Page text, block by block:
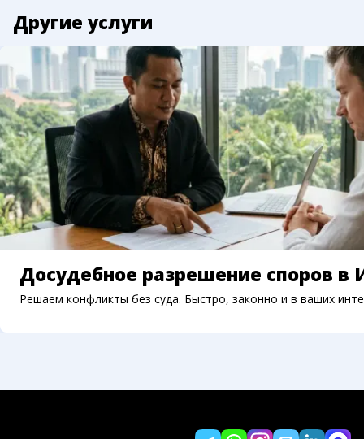
Другие услуги
Досудебное разрешение споров в
Решаем конфликты без суда. Быстро, законно и в ваших